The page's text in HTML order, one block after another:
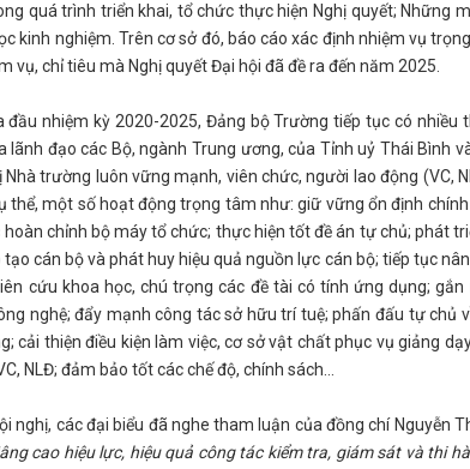
quá trình triển khai, tổ chức thực hiện Nghị quyết; Những
kinh nghiệm. Trên cơ sở đó, báo cáo xác định nhiệm vụ
vụ, chỉ tiêu mà Nghị quyết Đại hội đã đề ra đến năm 2025.
nhiệm kỳ 2020-2025, Đảng bộ Trường tiếp tục có nhiều
lãnh đạo các Bộ, ngành Trung ương, của Tỉnh uỷ Thái Bình
trường luôn vững mạnh, viên chức, người lao động (VC,
thể, một số hoạt động trọng tâm như: giữ vững ổn định
chỉnh bộ máy tổ chức; thực hiện tốt đề án tự chủ; phát
cán bộ và phát huy hiệu quả nguồn lực cán bộ; tiếp tục
cứu khoa học, chú trọng các đề tài có tính ứng dụng;
nghệ; đẩy mạnh công tác sở hữu trí tuệ; phấn đấu tự chủ
cải thiện điều kiện làm việc, cơ sở vật chất phục vụ giảng
NLĐ; đảm bảo tốt các chế độ, chính sách…
các đại biểu đã nghe tham luận của đồng chí Nguyễn
cao hiệu lực, hiệu quả công tác kiểm tra, giám sát và thi